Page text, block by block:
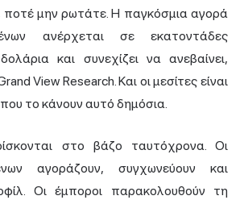
μην ρωτάτε. Η παγκόσμια αγορά
ανέρχεται σε εκατοντάδες
και συνεχίζει να ανεβαίνει,
View Research. Και οι μεσίτες είναι
που το κάνουν αυτό δημόσια.
στο βάζο ταυτόχρονα. Οι
αγοράζουν, συγχωνεύουν και
Οι έμποροι παρακολουθούν τη